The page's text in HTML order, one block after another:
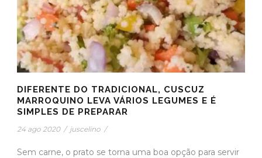
DIFERENTE DO TRADICIONAL, CUSCUZ
MARROQUINO LEVA VÁRIOS LEGUMES E É
SIMPLES DE PREPARAR
24 ago 2020 / juscelino /
Sem carne, o prato se torna uma boa opção para servir